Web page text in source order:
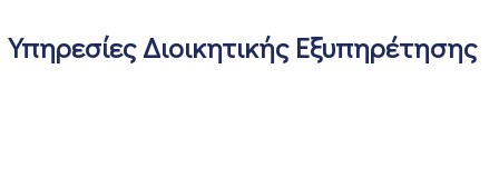
Υπηρεσίες Διοικητικής Εξυπηρέτησης